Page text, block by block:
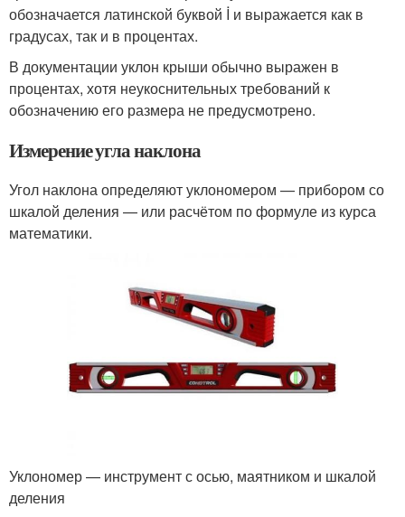
обозначается латинской буквой İ и выражается как в
градусах, так и в процентах.
В документации уклон крыши обычно выражен в
процентах, хотя неукоснительных требований к
обозначению его размера не предусмотрено.
Измерение угла наклона
Угол наклона определяют уклономером — прибором со
шкалой деления — или расчётом по формуле из курса
математики.
Уклономер — инструмент с осью, маятником и шкалой
деления